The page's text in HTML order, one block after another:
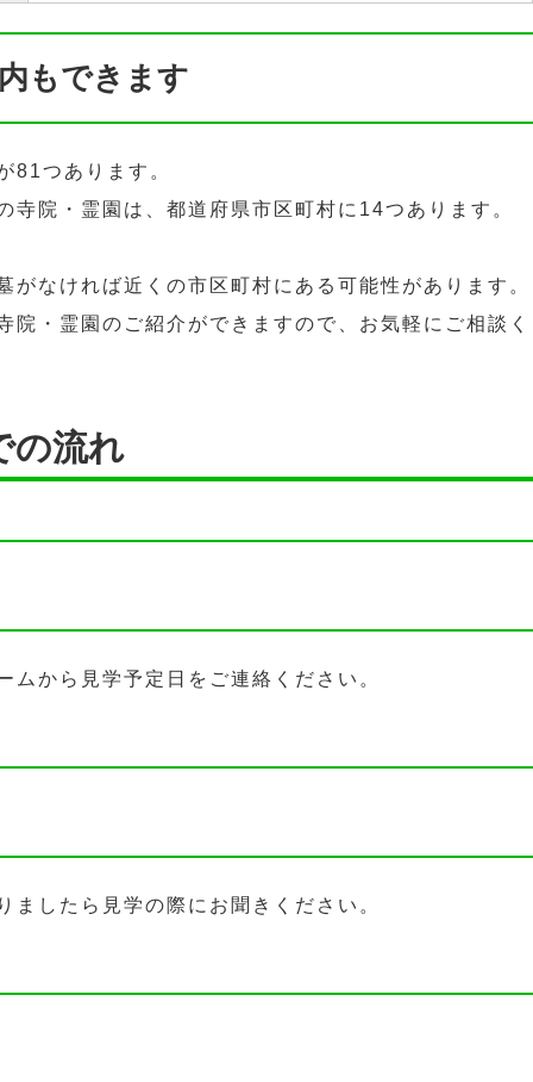
もできます
81つあります。
寺院・霊園は、都道府県市区町村に14つあります。
がなければ近くの市区町村にある可能性があります。
院・霊園のご紹介ができますので、お気軽にご相談く
の流れ
から見学予定日をご連絡ください。
したら見学の際にお聞きください。